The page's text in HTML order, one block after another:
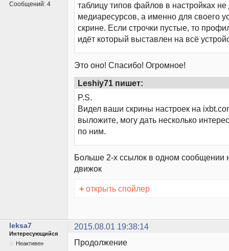
Сообщений: 4
таблицу типов файлов в настройках не
медиаресурсов, а именно для своего
скрине. Если строчки пустые, то
идёт который выставлен на всё
Это оно! Спасибо! Огромное!
Leshiy71 пишет:
P.S.
Видел ваши скрины настроек на
выложите, могу дать несколько
по ним.
Больше 2-х ссылок в одном сообщении
движок
+ открыть спойлер
leksa7 2015.08.01 19:38:14
Интересующийся
Неактивен
Продолжение